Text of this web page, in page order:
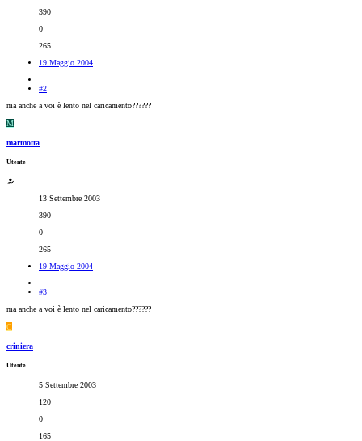
390
0
265
19 Maggio 2004
#2
ma anche a voi è lento nel caricamento??????
M
marmotta
Utente
13 Settembre 2003
390
0
265
19 Maggio 2004
#3
ma anche a voi è lento nel caricamento??????
C
criniera
Utente
5 Settembre 2003
120
0
165